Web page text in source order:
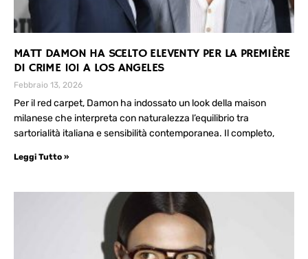
MATT DAMON HA SCELTO ELEVENTY PER LA PREMIÈRE
DI CRIME 101 A LOS ANGELES
Febbraio 13, 2026
Per il red carpet, Damon ha indossato un look della maison
milanese che interpreta con naturalezza l’equilibrio tra
sartorialità italiana e sensibilità contemporanea. Il completo,
Leggi Tutto »